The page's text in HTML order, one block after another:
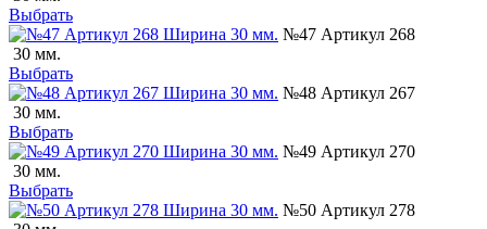
Выбрать
№47 Артикул 268
30 мм.
Выбрать
№48 Артикул 267
30 мм.
Выбрать
№49 Артикул 270
30 мм.
Выбрать
№50 Артикул 278